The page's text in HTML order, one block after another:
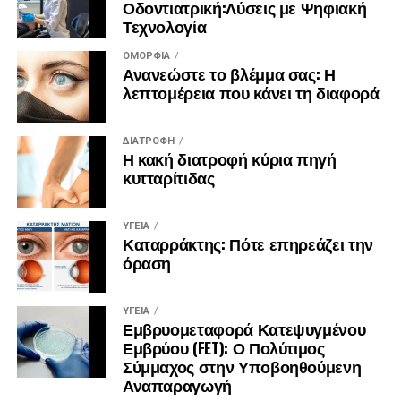
mia-kalyteri-zoi/Οδοντιατρική:Λύσεις με Ψηφιακή
Τεχνολογία
ΟΜΟΡΦΙΆ
Ανανεώστε το βλέμμα σας: Η
λεπτομέρεια που κάνει τη διαφορά
ΔΙΑΤΡΟΦΉ
Η κακή διατροφή κύρια πηγή
κυτταρίτιδας
ΥΓΕΊΑ
Καταρράκτης: Πότε επηρεάζει την
όραση
ΥΓΕΊΑ
Εμβρυομεταφορά Κατεψυγμένου
Εμβρύου (FET): Ο Πολύτιμος
Σύμμαχος στην Υποβοηθούμενη
Αναπαραγωγή